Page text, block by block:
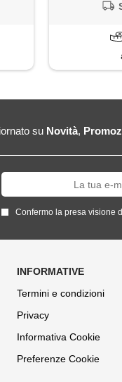
su Novità,
Confermo la presa visione
Termini e condizioni
Privacy
Informativa Cookie
Preferenze Cookie